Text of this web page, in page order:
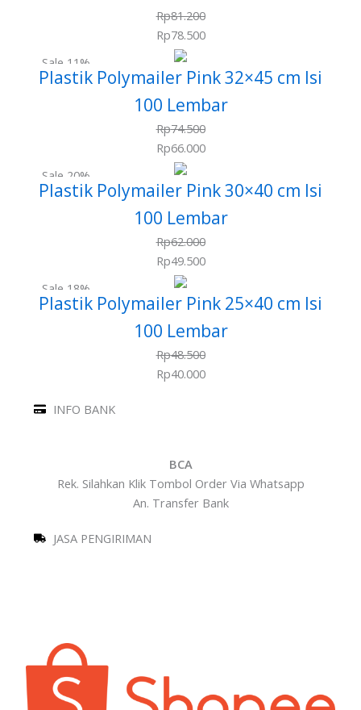
Rp81.200
Rp78.500
Sale 11%
Plastik Polymailer Pink 32×45 cm Isi
100 Lembar
Rp74.500
Rp66.000
Sale 20%
Plastik Polymailer Pink 30×40 cm Isi
100 Lembar
Rp62.000
Rp49.500
Sale 18%
Plastik Polymailer Pink 25×40 cm Isi
100 Lembar
Rp48.500
Rp40.000
INFO BANK
BCA
Rek. Silahkan Klik Tombol Order Via Whatsapp
An. Transfer Bank
JASA PENGIRIMAN